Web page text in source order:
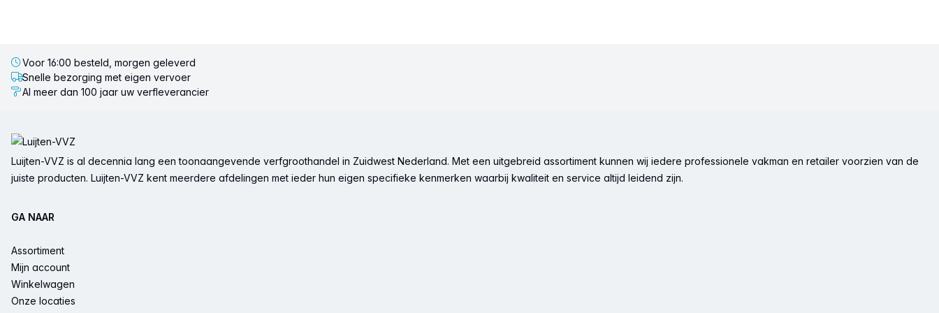
Voor 16:00 besteld, morgen geleverd
Snelle bezorging met eigen vervoer
Al meer dan 100 jaar uw verfleverancier
Luijten-VVZ is al decennia lang een toonaangevende verfgroothandel in Zuidwest Nederland. Met een uitgebreid assortiment kunnen wij iedere professionele vakman en retailer voorzien van de
juiste producten. Luijten-VVZ kent meerdere afdelingen met ieder hun eigen specifieke kenmerken waarbij kwaliteit en service altijd leidend zijn.
GA NAAR
Assortiment
Mijn account
Winkelwagen
Onze locaties